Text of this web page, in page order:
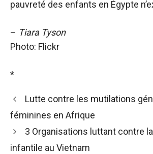
pauvreté des enfants en Égypte
– Tiara Tyson
Photo: Flickr
*
Lutte contre les mutilations
féminines en Afrique
3 Organisations luttant contre
infantile au Vietnam